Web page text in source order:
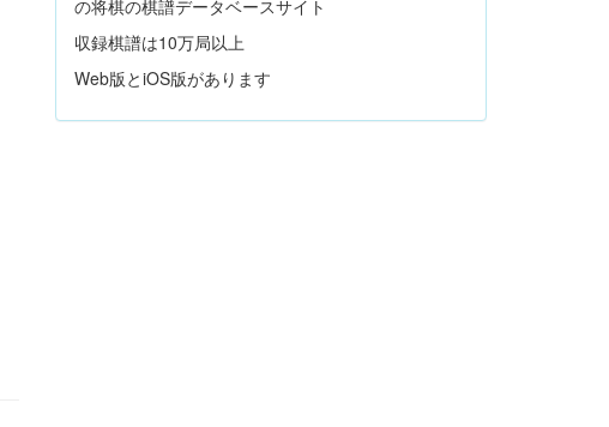
の将棋の棋譜データベースサイト
収録棋譜は10万局以上
Web版とiOS版があります